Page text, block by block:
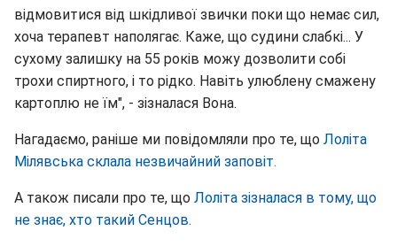
відмовитися від шкідливої звички поки що немає сил,
хоча терапевт наполягає. Каже, що судини слабкі... У
сухому залишку на 55 років можу дозволити собі
трохи спиртного, і то рідко. Навіть улюблену смажену
картоплю не їм", - зізналася Вона.
Нагадаємо, раніше ми повідомляли про те, що Лоліта
Мілявська склала незвичайний заповіт.
А також писали про те, що Лоліта зізналася в тому, що
не знає, хто такий Сенцов.